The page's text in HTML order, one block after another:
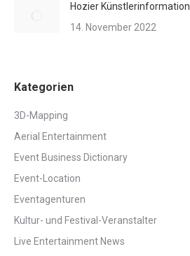
Hozier Künstlerinformation
14. November 2022
Kategorien
3D-Mapping
Aerial Entertainment
Event Business Dictionary
Event-Location
Eventagenturen
Kultur- und Festival-Veranstalter
Live Entertainment News